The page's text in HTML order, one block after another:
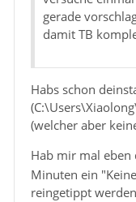
gerade
damit TB
Habs schon
(welcher aber
Hab mir mal eben
Minuten ein
reingetippt